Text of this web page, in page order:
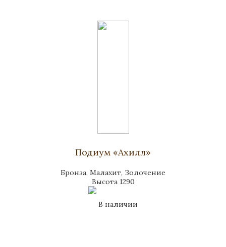
Подиум «Ахилл»
Бронза, Малахит, Золочение
Высота 1290
В наличии